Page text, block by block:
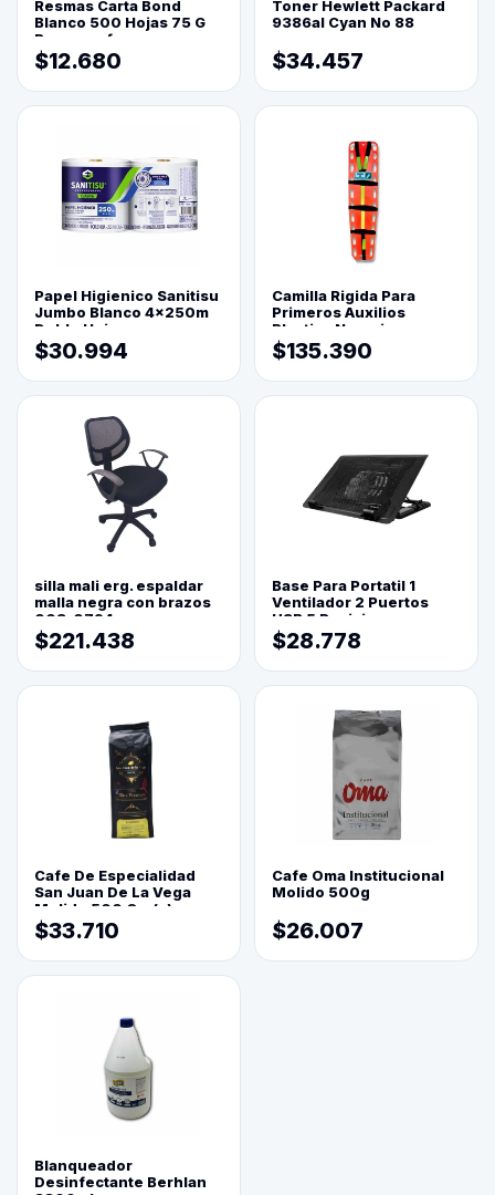
Resmas Carta Bond
Blanco 500 Hojas 75 G
Reprograf.
$12.680
Toner Hewlett Packard
9386al Cyan No 88
$34.457
Papel Higienico Sanitisu
Jumbo Blanco 4x250m
Doble Hoja
$30.994
Camilla Rigida Para
Primeros Auxilios
Plastica Naranja
$135.390
silla mali erg. espaldar
malla negra con brazos
003-0794
$221.438
Base Para Portatil 1
Ventilador 2 Puertos
USB 5 Posiciones
$28.778
Cafe De Especialidad
San Juan De La Vega
Molido 500 Grs(=)
$33.710
Cafe Oma Institucional
Molido 500g
$26.007
Blanqueador
Desinfectante Berhlan